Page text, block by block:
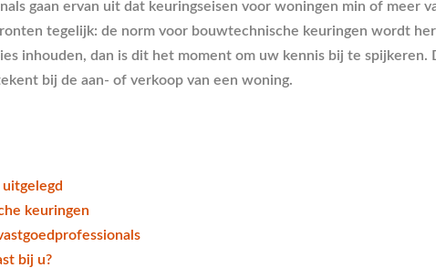
gaan ervan uit dat keuringseisen voor woningen min of meer
tegelijk: de norm voor bouwtechnische keuringen wordt
inhouden, dan is dit het moment om uw kennis bij te
bij de aan- of verkoop van een woning.
keuringen
bij u?